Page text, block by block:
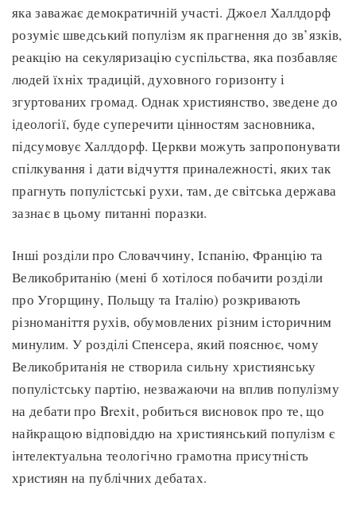
яка заважає демократичній участі. Джоел Халлдорф
розуміє шведський популізм як прагнення до зв’язків,
реакцію на секуляризацію суспільства, яка позбавляє
людей їхніх традицій, духовного горизонту і
згуртованих громад. Однак християнство, зведене до
ідеології, буде суперечити цінностям засновника,
підсумовує Халлдорф. Церкви можуть запропонувати
спілкування і дати відчуття приналежності, яких так
прагнуть популістські рухи, там, де світська держава
зазнає в цьому питанні поразки.
Інші розділи про Словаччину, Іспанію, Францію та
Великобританію (мені б хотілося побачити розділи
про Угорщину, Польщу та Італію) розкривають
різноманіття рухів, обумовлених різним історичним
минулим. У розділі Спенсера, який пояснює, чому
Великобританія не створила сильну християнську
популістську партію, незважаючи на вплив популізму
на дебати про Brexit, робиться висновок про те, що
найкращою відповіддю на християнський популізм є
інтелектуальна теологічно грамотна присутність
християн на публічних дебатах.